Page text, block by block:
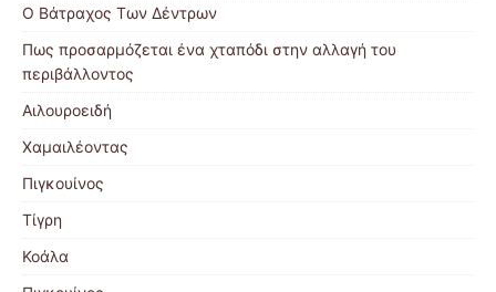
Ο Βάτραχος Των Δέντρων
Πως προσαρμόζεται ένα χταπόδι στην αλλαγή του
περιβάλλοντος
Αιλουροειδή
Χαμαιλέοντας
Πιγκουίνος
Τίγρη
Κοάλα